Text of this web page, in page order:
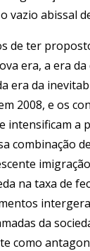
vazio abissal
de ter
era, a era da
era da
2008, e os
intensificam a
combinação
na taxa de
da
como